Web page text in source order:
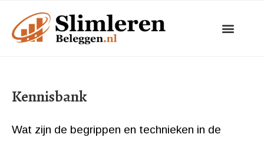
naar
Kennisbank
Wat zijn de begrippen en technieken in de